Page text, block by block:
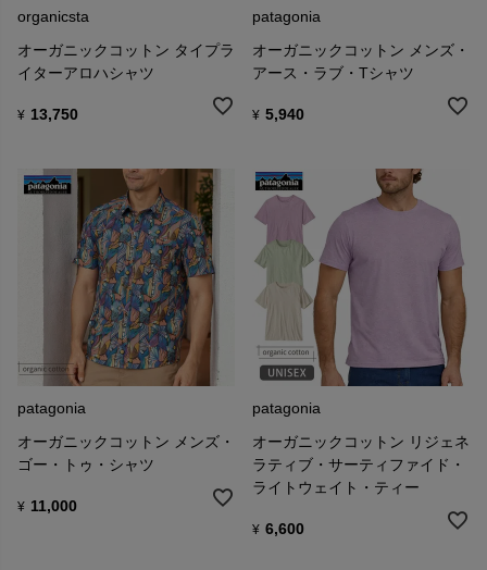
organicsta
オーガニックコットン タイプラ
イターアロハシャツ
¥ 13,750
patagonia
オーガニックコットン メンズ・
アース・ラブ・Tシャツ
¥ 5,940
patagonia
オーガニックコットン メンズ・
ゴー・トゥ・シャツ
¥ 11,000
patagonia
オーガニックコットン リジェネ
ラティブ・サーティファイド・
ライトウェイト・ティー
¥ 6,600